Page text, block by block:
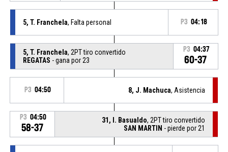
5, T. Franchela, Falta personal P3 04:18
5, T. Franchela, 2PT tiro convertido
REGATAS - gana por 23
P3 04:37
60-37
P3 04:50 8, J. Machuca, Asistencia
P3 04:50
58-37
31, I. Basualdo, 2PT tiro convertido
SAN MARTIN - pierde por 21